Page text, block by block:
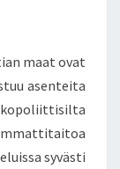
maat ovat
asenteita
syvästi